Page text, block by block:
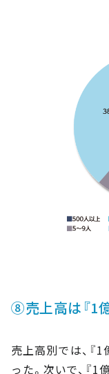
⑧売上高は『1
売上高別では、『
った。次いで、『